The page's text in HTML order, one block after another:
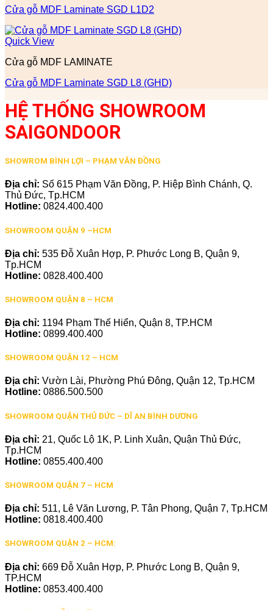
Cửa gỗ MDF Laminate SGD L1D2
Quick View
Cửa gỗ MDF LAMINATE
Cửa gỗ MDF Laminate SGD L8 (GHD)
HỆ THỐNG SHOWROOM
SAIGONDOOR
SHOWROM BÌNH LỢI – PHẠM VĂN ĐỒNG
Địa chỉ: Số 615 Phạm Văn Đồng, P. Hiệp Bình Chánh, Q.
Thủ Đức, Tp.HCM
Hotline: 0824.400.400
SHOWROOM QUẬN 9 –HCM
Địa chỉ: 535 Đỗ Xuân Hợp, P. Phước Long B, Quận 9,
Tp.HCM
Hotline: 0828.400.400
SHOWROOM QUẬN 8 – HCM
Địa chỉ: 1194 Phạm Thế Hiển, Quận 8, TP.HCM
Hotline: 0899.400.400
SHOWROOM QUẬN 12 – HCM
Địa chỉ: Vườn Lài, Phường Phú Đông, Quận 12, Tp.HCM
Hotline: 0886.500.500
SHOWROOM QUẬN THỦ ĐỨC – DĨ AN BÌNH DƯƠNG
Địa chỉ: 21, Quốc Lộ 1K, P. Linh Xuân, Quận Thủ Đức,
Tp.HCM
Hotline: 0855.400.400
SHOWROOM QUẬN 7 – HCM
Địa chỉ: 511, Lê Văn Lương, P. Tân Phong, Quận 7, Tp.HCM
Hotline: 0818.400.400
SHOWROOM QUẬN 2 – HCM:
Địa chỉ: 669 Đỗ Xuân Hợp, P. Phước Long B, Quận 9,
TP.HCM
Hotline: 0853.400.400